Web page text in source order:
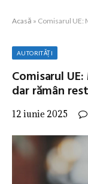
Acasă » Comisarul UE:
AUTORITĂȚI
Comisarul
dar rămân
12 iunie 2025